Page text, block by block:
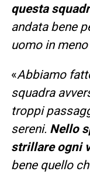
questa
andata bene
uomo in
«Abbiamo
squadra
troppi
sereni. Nello
strillare ogni
bene quello